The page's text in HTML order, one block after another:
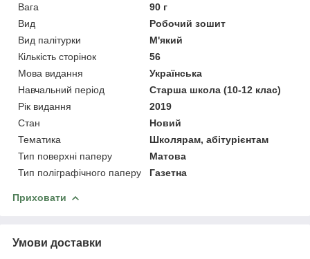
Вага
90 г
Вид
Робочий зошит
Вид палітурки
М'який
Кількість сторінок
56
Мова видання
Українська
Навчальний період
Старша школа (10-12 клас)
Рік видання
2019
Стан
Новий
Тематика
Школярам, абітурієнтам
Тип поверхні паперу
Матова
Тип поліграфічного паперу
Газетна
Приховати
Умови доставки